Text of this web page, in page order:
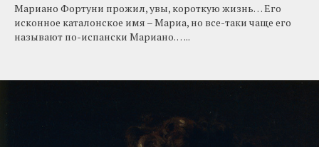
​Мариано Фортуни прожил, увы, короткую жизнь… Его
исконное каталонское имя – Мариа, но все-таки чаще его
называют по-испански Мариано. …..